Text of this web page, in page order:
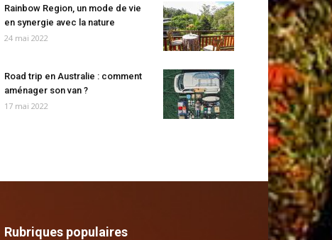
Rainbow Region, un mode de vie
en synergie avec la nature
24 mai 2022
Road trip en Australie : comment
aménager son van ?
17 mai 2022
Rubriques populaires